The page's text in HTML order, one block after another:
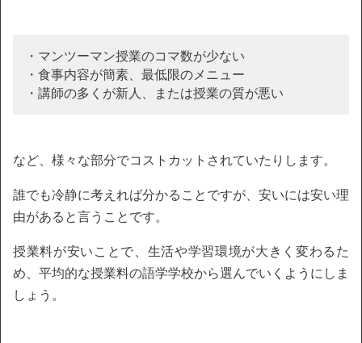
・マンツーマン授業のコマ数が少ない
・食事内容が簡素、最低限のメニュー
・講師の多くが新人、または授業の質が悪い
など、様々な部分でコストカットされていたりします。
誰でも冷静に考えれば分かることですが、安いには安い理
由があると言うことです。
授業料が安いことで、生活や学習環境が大きく変わるた
め、平均的な授業料の語学学校から選んでいくようにしま
しょう。